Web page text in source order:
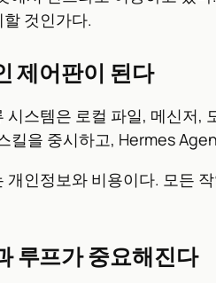
것인가다.
제어판이 된다
스템은 로컬 파일, 메신저,
킬을 중시하고, Hermes
인정보와 비용이다. 모든
루프가 중요해진다